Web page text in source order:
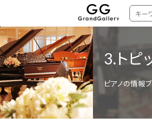
3.トピ
ピアノの情報